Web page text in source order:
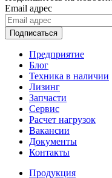
Email адрес
Подписаться
Предприятие
Блог
Техника в наличии
Лизинг
Запчасти
Сервис
Расчет нагрузок
Вакансии
Документы
Контакты
Продукция